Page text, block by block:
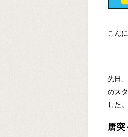
こん
先日
のス
した。
唐突